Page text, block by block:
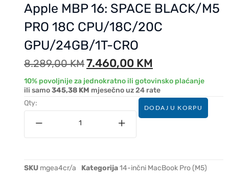
Apple MBP 16: SPACE BLACK/M5
PRO 18C CPU/18C/20C
GPU/24GB/1T-CRO
8.289,00KM7.460,00 KM
10% povoljnije za jednokratno ili gotovinsko plaćanje
ili samo345,38 KM mjesečno uz 24 rate
Qty:
DODAJ U KORPU
SKU mgea4cr/a Kategorija14-inčni MacBook Pro (M5)